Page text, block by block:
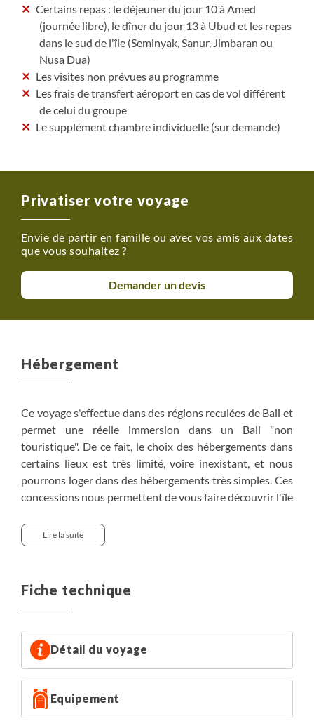
Certains repas : le déjeuner du jour 10 à Amed
(journée libre), le dîner du jour 13 à Ubud et les repas
dans le sud de l'île (Seminyak, Sanur, Jimbaran ou
Nusa Dua)
Les visites non prévues au programme
Les frais de transfert aéroport en cas de vol différent
de celui du groupe
Le supplément chambre individuelle (sur demande)
Privatiser votre voyage
Envie de partir en famille ou avec vos amis aux dates
que vous souhaitez ?
Demander un devis
Hébergement
Ce voyage s'effectue dans des régions reculées de Bali et
permet une réelle immersion dans un Bali "non
touristique". De ce fait, le choix des hébergements dans
certains lieux est très limité, voire inexistant, et nous
pourrons loger dans des hébergements très simples. Ces
concessions nous permettent de vous faire découvrir l'île
avec des randonnées dans des régions préservées du
tourisme de masse
Nous passons les nuits dans des hôtels standards, dans
des guesthouses, el losmen ou chez l'habitant. L’eau
mais les températures élevées de Bali ne la rendent pas
indispensable.
• Sud de Bali : hôtel Jimbaran Bay Beach Resort
(Jimbaran) ou Swastika Bungalows ou Parigata Resort
(Sanur) ou hôtel Puri Saron (Seminyak)
Lire la suite
Fiche technique
Détail du voyage
Equipement